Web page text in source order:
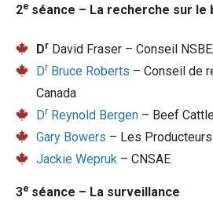
2e séance – La recherche sur le
DrDavid Fraser – Conseil
DrBruce Roberts – Conseil de
Canada
DrReynold Bergen – Beef
Gary Bowers – Les
Jackie Wepruk – CNSAE
3e séance – La surveillance